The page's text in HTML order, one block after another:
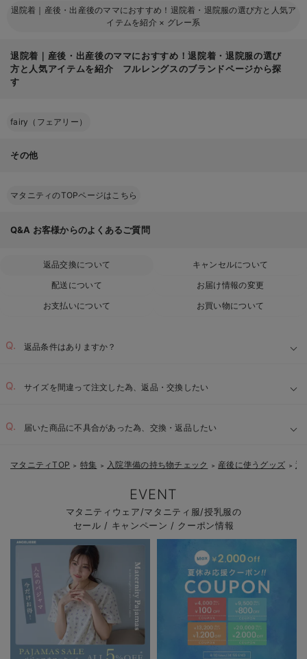
退院着｜産後・出産後のママにおすすめ！退院着・退院服の選び方と人気ア
イテムを紹介 × グレー系
退院着｜産後・出産後のママにおすすめ！退院着・退院服の選び
方と人気アイテムを紹介 フルレングスのブランドページから探
す
fairy（フェアリー）
その他
マタニティのTOPページはこちら
Q&A お客様からのよくあるご質問
返品交換について
キャンセルについて
配送について
お届け情報の変更
お支払いについて
お買い物について
返品条件はありますか？
サイズを間違って注文した為、返品・交換したい
届いた商品に不具合があった為、交換・返品したい
マタニティTOP ＞ 特集 ＞ 入院準備の持ち物チェック ＞ 産後に使うグッズ ＞ 退
EVENT
マタニティウェア/マタニティ服/授乳服の
セール / キャンペーン / クーポン情報